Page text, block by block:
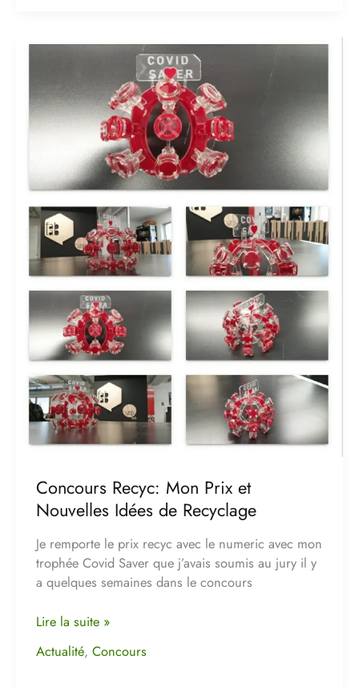
Concours Recyc: Mon Prix et
Nouvelles Idées de Recyclage
Je remporte le prix recyc avec le numeric avec mon
trophée Covid Saver que j’avais soumis au jury il y
a quelques semaines dans le concours
Concours
Mon
Prix
et
de
Lire la suite »
Actualité, Concours